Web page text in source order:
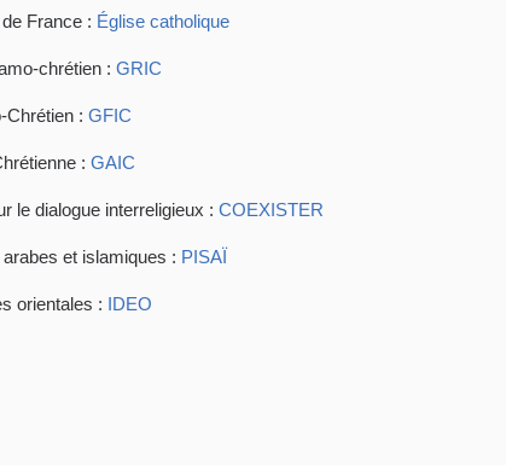
France : Église catholique
chrétien : GRIC
Chrétien : GFIC
: GAIC
le dialogue interreligieux : COEXISTER
arabes et islamiques : PISAÏ
orientales : IDEO